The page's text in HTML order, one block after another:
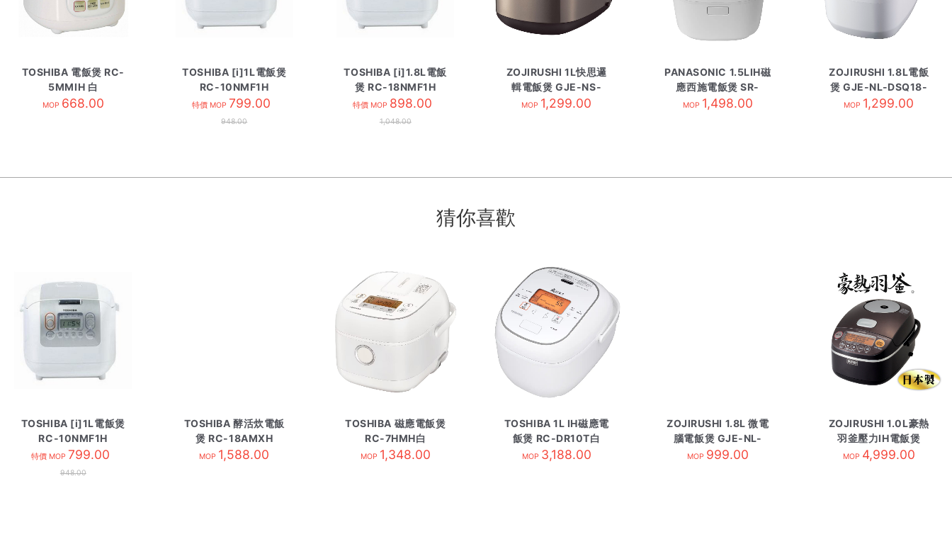
TOSHIBA 電飯煲 RC-
5MMIH 白
MOP 668.00
TOSHIBA [i]1L電飯煲
RC-10NMF1H
特價 MOP 799.00
948.00
TOSHIBA [i]1.8L電飯
煲 RC-18NMF1H
特價 MOP 898.00
1,048.00
ZOJIRUSHI 1L快思邏
輯電飯煲 GJE-NS-
TSQ10-XJ
MOP 1,299.00
PANASONIC 1.5LIH磁
應西施電飯煲 SR-
AL158W 白
MOP 1,498.00
ZOJIRUSHI 1.8L電飯
煲 GJE-NL-DSQ18-
WA
MOP 1,299.00
猜你喜歡
TOSHIBA [i]1L電飯煲
RC-10NMF1H
特價 MOP 799.00
948.00
TOSHIBA 酵活炊電飯
煲 RC-18AMXH
MOP 1,588.00
TOSHIBA 磁應電飯煲
RC-7HMH白
MOP 1,348.00
TOSHIBA 1L IH磁應電
飯煲 RC-DR10T白
MOP 3,188.00
ZOJIRUSHI 1.8L 微電
腦電飯煲 GJE-NL-
EAQ18-WA白
MOP 999.00
ZOJIRUSHI 1.0L豪熱
羽釜壓力IH電飯煲
GJE-NP-BSQ10-TZ
MOP 4,999.00